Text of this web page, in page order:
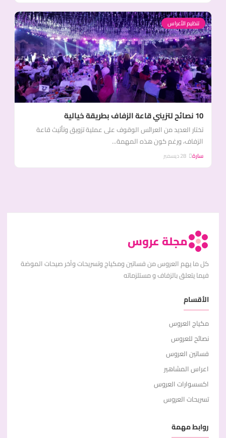
تنظيم الأعراس
10 نصائح لتزيني قاعة الزفاف بطريقة خيالية
تختار العديد من العرائس الوقوف على عملية تزويق وتأثيث قاعة
الزفاف، ورغم كون هذه المهمة...
سارة
مجلة عروس
كل ما يهم العروس من فساتين ومكياج وتسريحات وآخر صيحات الموضة
فيما يتعلق بالزفاف و مستلزماته
الأقسام
مكياج العروس
نصائح للعروس
فساتين العروس
اعراس المشاهير
اكسسوارات العروس
تسريحات العروس
روابط مهمة